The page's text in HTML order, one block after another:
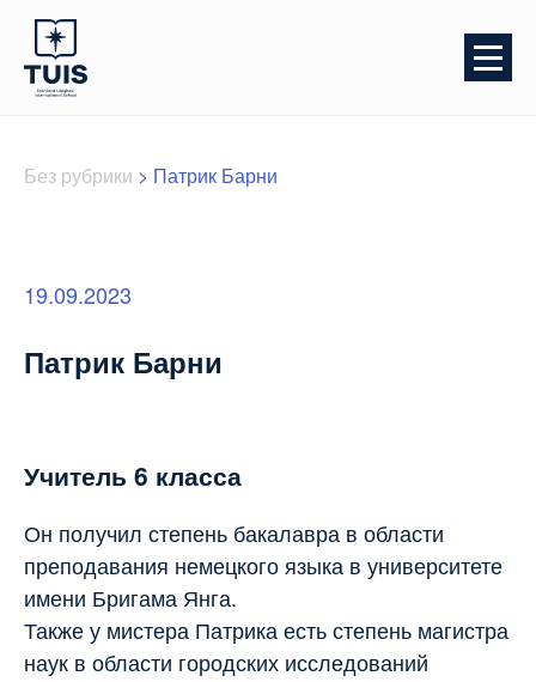
Без рубрики > Патрик Барни
19.09.2023
Патрик Барни
Учитель 6 класса
Он получил степень бакалавра в области
преподавания немецкого языка в университете
имени Бригама Янга.
Также у мистера Патрика есть степень магистра
наук в области городских исследований